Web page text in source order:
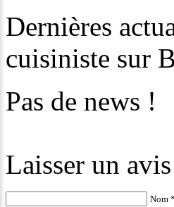
Dernières
cuisiniste sur
Pas de news !
Laisser un avis
Nom